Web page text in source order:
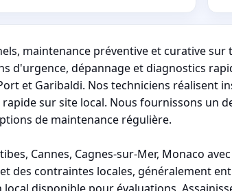
maintenance préventive et curative
d'urgence, dépannage et diagnostics
et Garibaldi. Nos techniciens réalisent
sur site local. Nous fournissons un
de maintenance régulière.
Cannes, Cagnes-sur-Mer, Monaco
des contraintes locales, généralement
disponible pour évaluations.